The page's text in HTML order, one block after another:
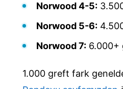
Norwood 4-5:
Norwood 5-6:
Norwood 7: 6.000+
1.000 greft fark